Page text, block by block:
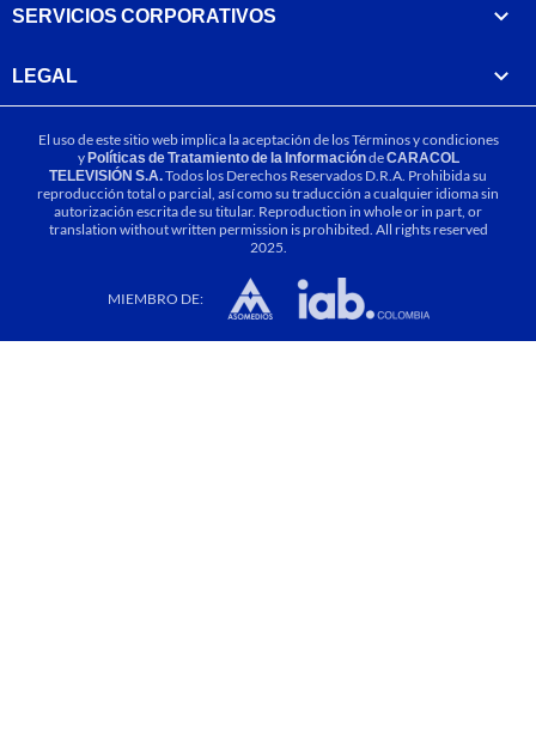
SERVICIOS CORPORATIVOS
LEGAL
El uso de este sitio web implica la aceptación de losTérminos y condiciones
yPolíticas de Tratamiento de la InformacióndeCARACOL
TELEVISIÓN S.A.Todos los Derechos Reservados D.R.A. Prohibida su
reproducción total o parcial, así como su traducción a cualquier idioma sin
autorización escrita de su titular. Reproduction in whole or in part, or
translation without written permission is prohibited. All rights reserved
2025.
MIEMBRO DE: